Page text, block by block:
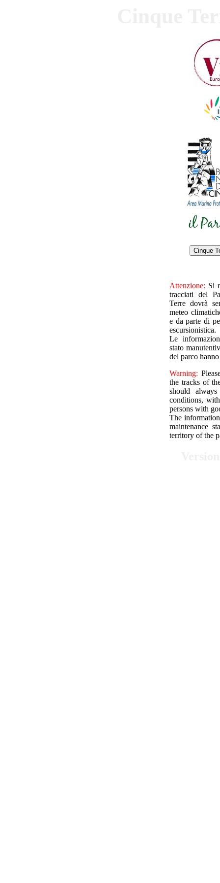
Attenzione: Si
tracciati del
Terre dovrà
meteo
e da parte di
escursionistica.
Le
stato
del parco
Warning:
the tracks of
should
conditions,
persons with
The
maintenance
territory of the